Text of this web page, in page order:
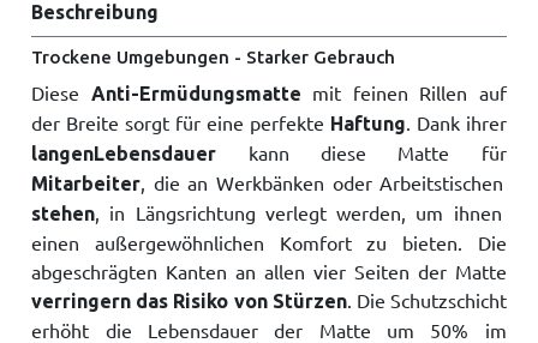
Beschreibung
Trockene Umgebungen - Starker Gebrauch
Diese Anti-Ermüdungsmatte mit feinen Rillen auf
der Breite sorgt für eine perfekte Haftung. Dank ihrer
langenLebensdauer kann diese Matte für
Mitarbeiter, die an Werkbänken oder Arbeitstischen
stehen, in Längsrichtung verlegt werden, um ihnen
einen außergewöhnlichen Komfort zu bieten. Die
abgeschrägten Kanten an allen vier Seiten der Matte
verringern das Risiko von Stürzen. Die Schutzschicht
erhöht die Lebensdauer der Matte um 50% im